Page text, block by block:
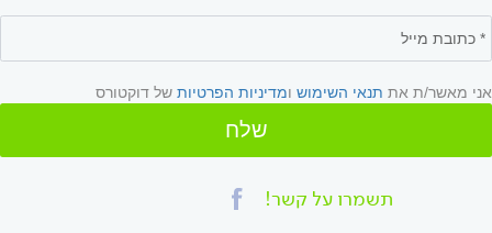
אני מאשר/ת את תנאי השימוש ומדיניות הפרטיות של דוקטורס
שלח
תשמרו על קשר!